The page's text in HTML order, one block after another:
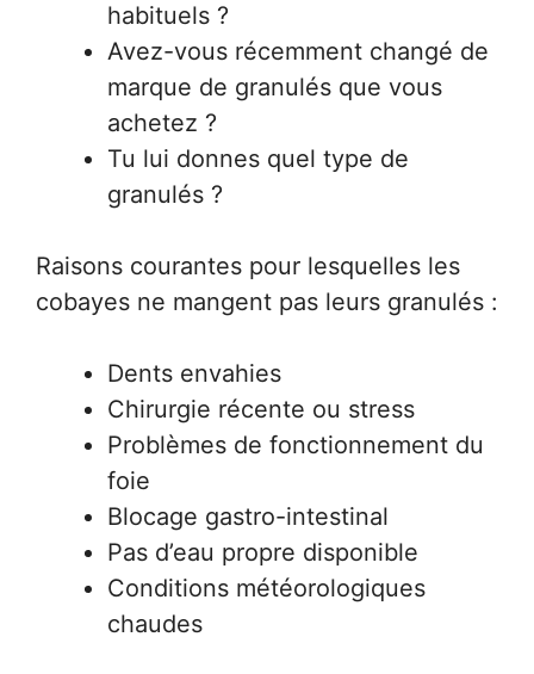
habituels ?
Avez-vous récemment changé de
marque de granulés que vous
achetez ?
Tu lui donnes quel type de
granulés ?
Raisons courantes pour lesquelles les
cobayes ne mangent pas leurs granulés :
Dents envahies
Chirurgie récente ou stress
Problèmes de fonctionnement du
foie
Blocage gastro-intestinal
Pas d’eau propre disponible
Conditions météorologiques
chaudes